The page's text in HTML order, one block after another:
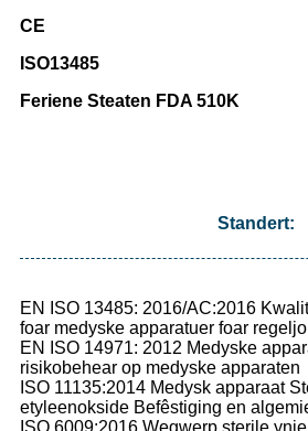
CE
ISO13485
Feriene Steaten FDA 510K
Standert:
EN ISO 13485: 2016/AC:2016
foar medyske apparatuer foar
EN ISO 14971: 2012 Medyske
risikobehear op medyske apparaten
ISO 11135:2014 Medysk apparaat
etyleenokside Befêstiging en
ISO 6009:2016 Wegwerp sterile